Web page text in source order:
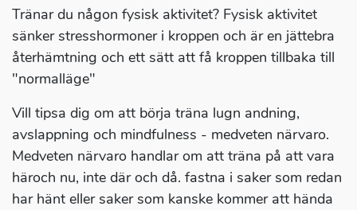
Tränar du någon fysisk aktivitet? Fysisk aktivitet
sänker stresshormoner i kroppen och är en jättebra
återhämtning och ett sätt att få kroppen tillbaka till
"normalläge"
Vill tipsa dig om att börja träna lugn andning,
avslappning och mindfulness - medveten närvaro.
Medveten närvaro handlar om att träna på att vara
häroch nu, inte där och då. fastna i saker som redan
har hänt eller saker som kanske kommer att hända